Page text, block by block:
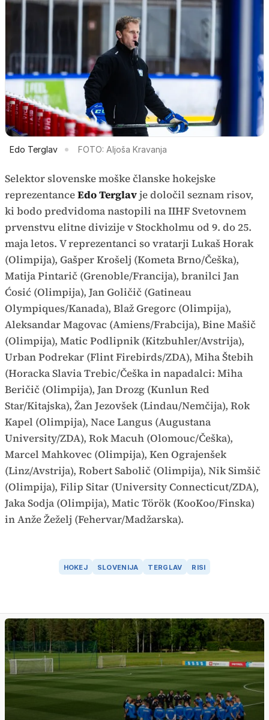
Edo Terglav FOTO: Aljoša Kravanja
Selektor slovenske moške članske hokejske
reprezentanceEdo Terglavje določil seznam risov,
ki bodo predvidoma nastopili na IIHF Svetovnem
prvenstvu elitne divizije v Stockholmu od 9. do 25.
maja letos. V reprezentanci so vratarji Lukaš Horak
(Olimpija), Gašper Krošelj (Kometa Brno/Češka),
Matija Pintarič (Grenoble/Francija), branilci Jan
Ćosić (Olimpija), Jan Goličič (Gatineau
Olympiques/Kanada), Blaž Gregorc (Olimpija),
Aleksandar Magovac (Amiens/Frabcija), Bine Mašič
(Olimpija), Matic Podlipnik (Kitzbuhler/Avstrija),
Urban Podrekar (Flint Firebirds/ZDA), Miha Štebih
(Horacka Slavia Trebic/Češka in napadalci: Miha
Beričič (Olimpija), Jan Drozg (Kunlun Red
Star/Kitajska), Žan Jezovšek (Lindau/Nemčija), Rok
Kapel (Olimpija), Nace Langus (Augustana
University/ZDA), Rok Macuh (Olomouc/Češka),
Marcel Mahkovec (Olimpija), Ken Ograjenšek
(Linz/Avstrija), Robert Sabolič (Olimpija), Nik Simšič
(Olimpija), Filip Sitar (University Connecticut/ZDA),
Jaka Sodja (Olimpija), Matic Török (KooKoo/Finska)
in Anže Žeželj (Fehervar/Madžarska).
HOKEJ SLOVENIJA TERGLAV RISI